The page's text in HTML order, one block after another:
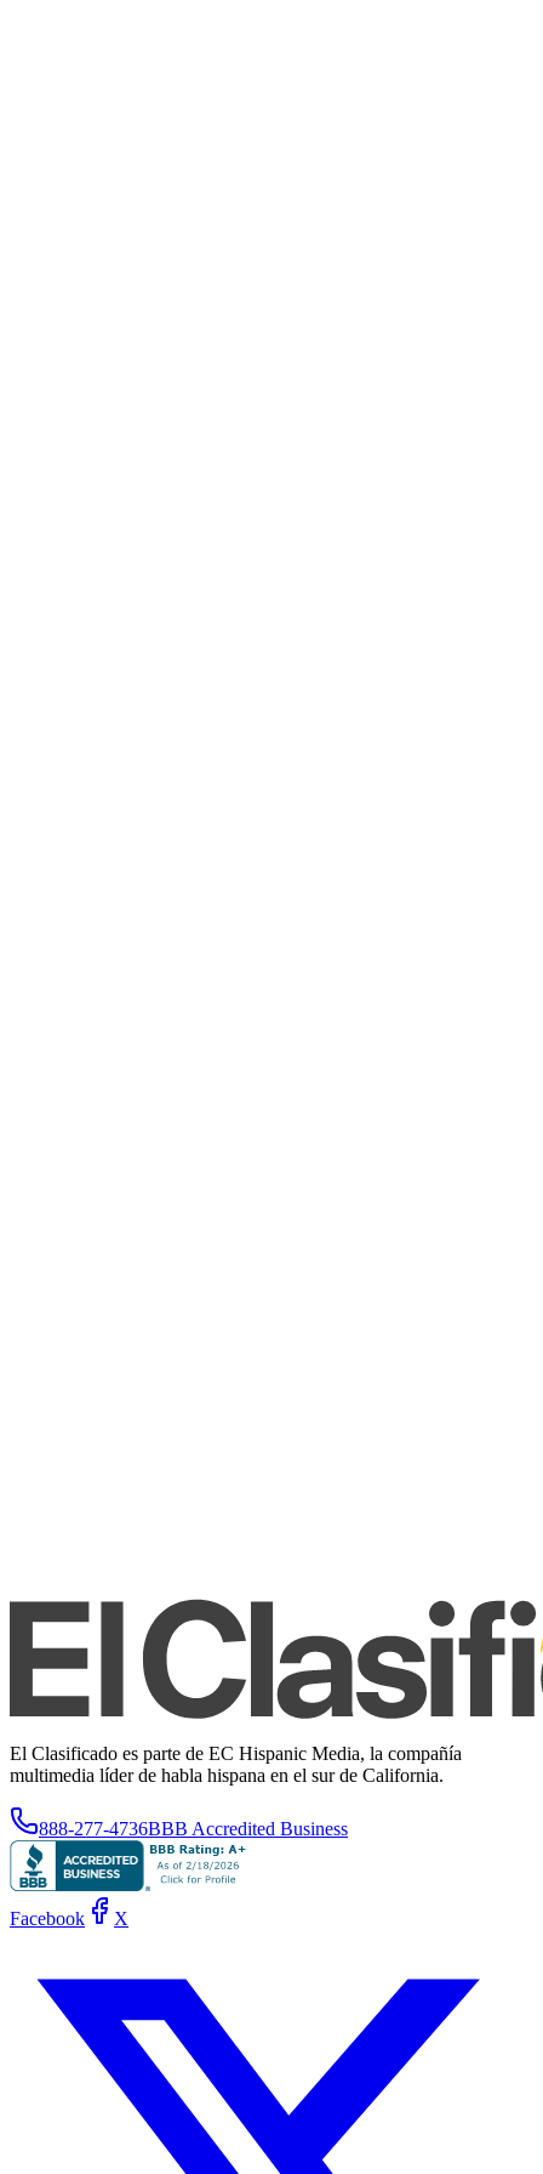
El Clasificado es parte de EC Hispanic Media, la compañía
multimedia líder de habla hispana en el sur de California.
888-277-4736BBB Accredited Business
Facebook X